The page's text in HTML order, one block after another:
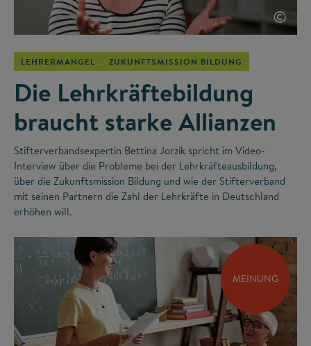
©
LEHRERMANGEL ZUKUNFTSMISSION BILDUNG
Die Lehrkräftebildung
braucht starke Allianzen
Stifterverbandsexpertin Bettina Jorzik spricht im Video-
Interview über die Probleme bei der Lehrkräfteausbildung,
über die Zukunftsmission Bildung und wie der Stifterverband
mit seinen Partnern die Zahl der Lehrkräfte in Deutschland
erhöhen will.
MEINUNG